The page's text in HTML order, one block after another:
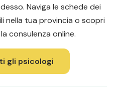
Naviga le schede dei
nella tua provincia o scopri
consulenza online.
gli psicologi